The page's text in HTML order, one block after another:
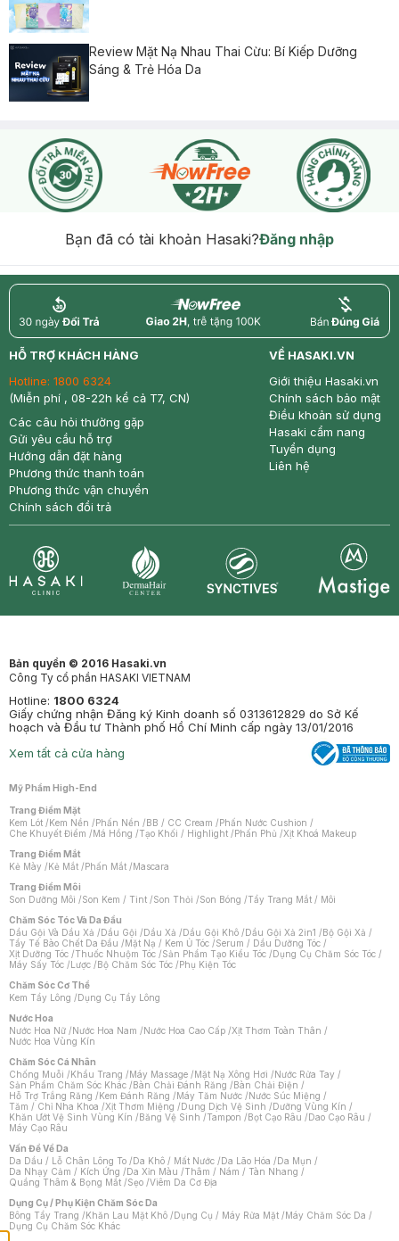
Review Mặt Nạ Nhau Thai Cừu: Bí Kiếp Dưỡng
Sáng & Trẻ Hóa Da
Bạn đã có tài khoản Hasaki?Đăng nhập
return nowfree price
HỖ TRỢ KHÁCH HÀNG
Hotline: 1800 6324
(Miễn phí , 08-22h kể cả T7, CN)
Các câu hỏi thường gặp
Gửi yêu cầu hỗ trợ
Hướng dẫn đặt hàng
Phương thức thanh toán
Phương thức vận chuyển
Chính sách đổi trả
VỀ HASAKI.VN
Giới thiệu Hasaki.vn
Chính sách bảo mật
Điều khoản sử dụng
Hasaki cẩm nang
Tuyển dụng
Liên hệ
Bản quyền © 2016 Hasaki.vn
Công Ty cổ phần HASAKI VIETNAM
Hotline: 1800 6324
Giấy chứng nhận Đăng ký Kinh doanh số 0313612829 do Sở Kế
hoạch và Đầu tư Thành phố Hồ Chí Minh cấp ngày 13/01/2016
Xem tất cả cửa hàng
Mỹ Phẩm High-End
Trang Điểm Mặt
Kem Lót /Kem Nền /Phấn Nền /BB / CC Cream /Phấn Nước Cushion /
Che Khuyết Điểm /Má Hồng /Tạo Khối / Highlight /Phấn Phủ /Xịt Khoá Makeup
Trang Điểm Mắt
Kẻ Mày /Kẻ Mắt /Phấn Mắt /Mascara
Trang Điểm Môi
Son Dưỡng Môi /Son Kem / Tint /Son Thỏi /Son Bóng /Tẩy Trang Mắt / Môi
Chăm Sóc Tóc Và Da Đầu
Dầu Gội Và Dầu Xả /Dầu Gội /Dầu Xả /Dầu Gội Khô /Dầu Gội Xả 2in1 /Bộ Gội Xả /
Tẩy Tế Bào Chết Da Đầu /Mặt Nạ / Kem Ủ Tóc /Serum / Dầu Dưỡng Tóc /
Xịt Dưỡng Tóc /Thuốc Nhuộm Tóc /Sản Phẩm Tạo Kiểu Tóc /Dụng Cụ Chăm Sóc Tóc /
Máy Sấy Tóc /Lược /Bộ Chăm Sóc Tóc /Phụ Kiện Tóc
Chăm Sóc Cơ Thể
Kem Tẩy Lông /Dụng Cụ Tẩy Lông
Nước Hoa
Nước Hoa Nữ /Nước Hoa Nam /Nước Hoa Cao Cấp /Xịt Thơm Toàn Thân /
Nước Hoa Vùng Kín
Chăm Sóc Cá Nhân
Chống Muỗi /Khẩu Trang /Máy Massage /Mặt Nạ Xông Hơi /Nước Rửa Tay /
Sản Phẩm Chăm Sóc Khác /Bàn Chải Đánh Răng /Bàn Chải Điện /
Hỗ Trợ Trắng Răng /Kem Đánh Răng /Máy Tăm Nước /Nước Súc Miệng /
Tăm / Chỉ Nha Khoa /Xịt Thơm Miệng /Dung Dịch Vệ Sinh /Dưỡng Vùng Kín /
Khăn Ướt Vệ Sinh Vùng Kín /Băng Vệ Sinh /Tampon /Bọt Cạo Râu /Dao Cạo Râu /
Máy Cạo Râu
Vấn Đề Về Da
Da Dầu / Lỗ Chân Lông To /Da Khô / Mất Nước /Da Lão Hóa /Da Mụn /
Da Nhạy Cảm / Kích Ứng /Da Xỉn Màu /Thâm / Nám / Tàn Nhang /
Quầng Thâm & Bọng Mắt /Sẹo /Viêm Da Cơ Địa
Dụng Cụ / Phụ Kiện Chăm Sóc Da
Bông Tẩy Trang /Khăn Lau Mặt Khô /Dụng Cụ / Máy Rửa Mặt /Máy Chăm Sóc Da /
Dụng Cụ Chăm Sóc Khác